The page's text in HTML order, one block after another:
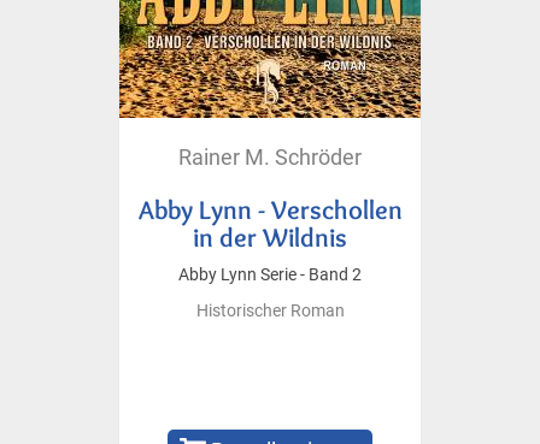
Rainer M. Schröder
Abby Lynn - Verschollen
in der Wildnis
Abby Lynn Serie - Band 2
Historischer Roman